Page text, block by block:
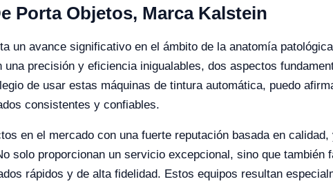
Porta Objetos, Marca Kalstein
un avance significativo en el ámbito de la anatomía
precisión y eficiencia inigualables, dos aspectos
de usar estas máquinas de tintura automática, puedo
consistentes y confiables.
en el mercado con una fuerte reputación basada en
solo proporcionan un servicio excepcional, sino que también
rápidos y de alta fidelidad. Estos equipos resultan